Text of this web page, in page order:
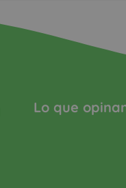
Lo que